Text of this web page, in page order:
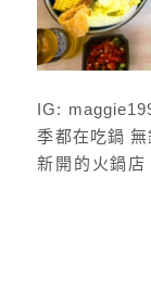
IG:
季都在吃鍋
新開的火鍋
日式昆布湯
牛肉丸 附餐